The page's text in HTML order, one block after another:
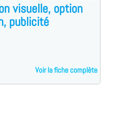
visuelle, option
publicité
Voir la fiche complète